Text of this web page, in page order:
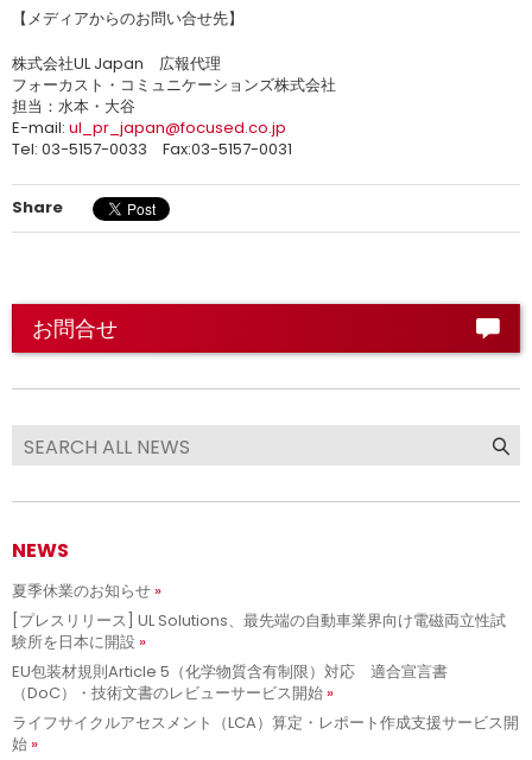
【メディアからのお問い合せ先】
株式会社UL Japan 広報代理
フォーカスト・コミュニケーションズ株式会社
担当：水本・大谷
E-mail: ul_pr_japan@focused.co.jp
Tel: 03-5157-0033 Fax:03-5157-0031
Share
お問合せ
NEWS
夏季休業のお知らせ
[プレスリリース] UL Solutions、最先端の自動車業界向け電磁両立性試
験所を日本に開設
EU包装材規則Article 5（化学物質含有制限）対応 適合宣言書
（DoC）・技術文書のレビューサービス開始
ライフサイクルアセスメント（LCA）算定・レポート作成支援サービス開
始